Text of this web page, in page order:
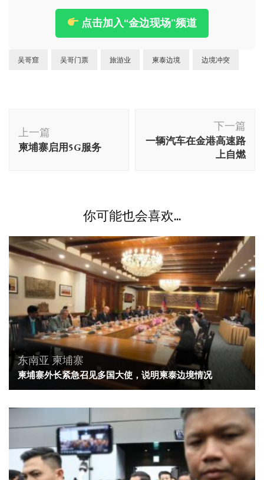
点击加入“金边现场”频道
吴哥窟 吴哥门票 旅游业 柬泰边境 边境冲突
文
导
上一篇
柬埔寨启用5G服务
下一篇
一辆汽车在金港高速路
上自燃
你可能也会喜欢...
东南亚 柬埔寨
柬埔寨外长紧急召见多国大使，说明柬泰边境情况